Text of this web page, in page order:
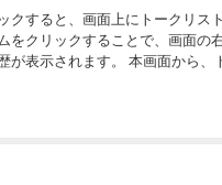
クすると、画面上にトークリス
をクリックすることで、画面の
が表示されます。 本画面から、